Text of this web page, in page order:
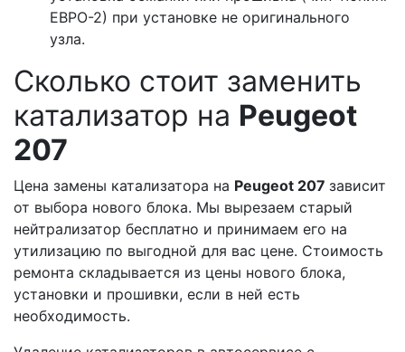
ЕВРО-2) при установке не оригинального
узла.
Сколько стоит заменить
катализатор на Peugeot
207
Цена замены катализатора на Peugeot 207 зависит
от выбора нового блока. Мы вырезаем старый
нейтрализатор бесплатно и принимаем его на
утилизацию по выгодной для вас цене. Стоимость
ремонта складывается из цены нового блока,
установки и прошивки, если в ней есть
необходимость.